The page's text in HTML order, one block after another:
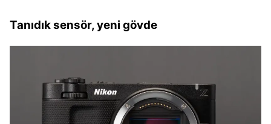
Tanıdık sensör, yeni gövde